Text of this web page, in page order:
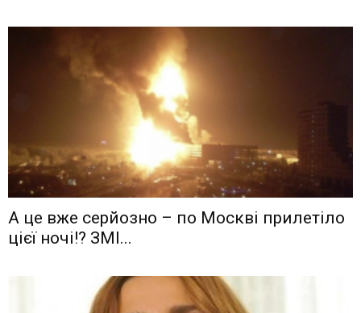
А це вже серйозно – по Москві прилетіло
цієї ночі!? ЗМІ...